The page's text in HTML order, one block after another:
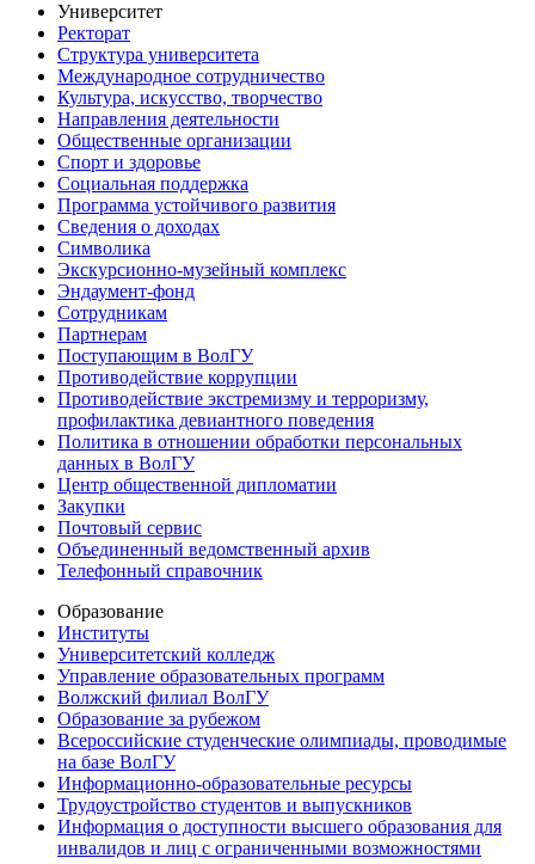
Университет
Ректорат
Структура университета
Международное сотрудничество
Культура, искусство, творчество
Направления деятельности
Общественные организации
Спорт и здоровье
Социальная поддержка
Программа устойчивого развития
Сведения о доходах
Символика
Экскурсионно-музейный комплекс
Эндаумент-фонд
Сотрудникам
Партнерам
Поступающим в ВолГУ
Противодействие коррупции
Противодействие экстремизму и терроризму,
профилактика девиантного поведения
Политика в отношении обработки персональных
данных в ВолГУ
Центр общественной дипломатии
Закупки
Почтовый сервис
Объединенный ведомственный архив
Телефонный справочник
Образование
Институты
Университетский колледж
Управление образовательных программ
Волжский филиал ВолГУ
Образование за рубежом
Всероссийские студенческие олимпиады, проводимые
на базе ВолГУ
Информационно-образовательные ресурсы
Трудоустройство студентов и выпускников
Информация о доступности высшего образования для
инвалидов и лиц с ограниченными возможностями